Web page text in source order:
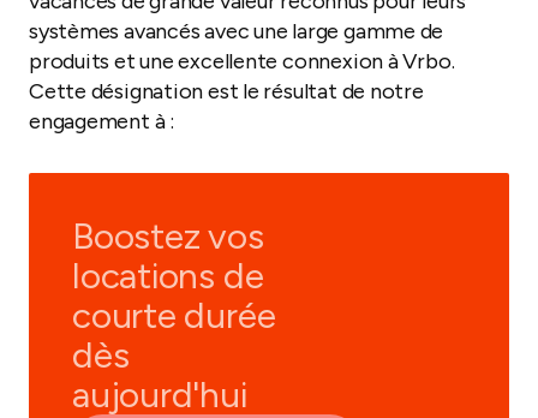
systèmes avancés avec une large gamme de
produits et une excellente connexion à Vrbo.
Cette désignation est le résultat de notre
engagement à :
Boostez vos
locations de
courte durée
dès
aujourd'hui